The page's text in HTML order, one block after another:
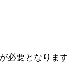
必要となりま